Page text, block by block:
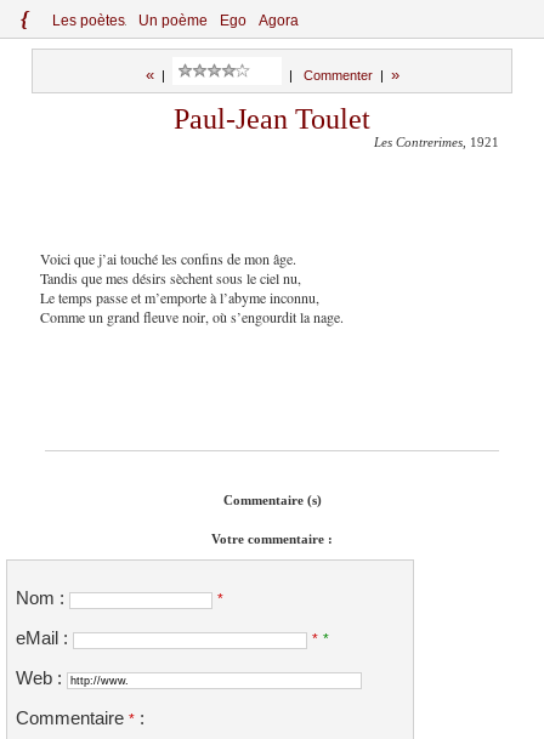
{ Les poètes Un poème Ego Agora
«| Commenter| »
Paul-Jean Toulet
Les Contrerimes , 1921
Voici que j’ai touché les confins de mon âge.
Tandis que mes désirs sèchent sous le ciel nu,
Le temps passe et m’emporte à l’abyme inconnu,
Comme un grand fleuve noir, où s’engourdit la nage.
Commentaire (s)
Votre commentaire :
Nom : *
eMail : * *
Web :
Commentaire * :